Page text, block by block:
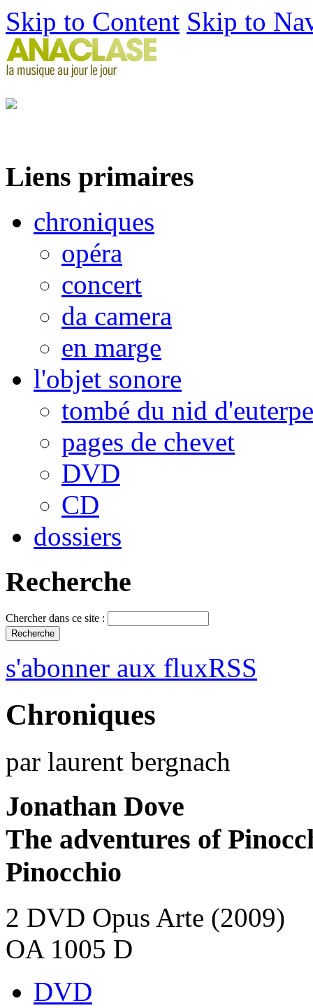
Skip to Content Skip to
Liens primaires
chroniques
opéra
concert
da camera
en marge
l'objet sonore
tombé du nid d'euterpe
pages de chevet
DVD
CD
dossiers
Recherche
Chercher dans ce site :
s'abonner aux fluxRSS
Chroniques
par laurent bergnach
Jonathan Dove
The adventures of
Pinocchio
2 DVD Opus Arte (2009)
OA 1005 D
DVD